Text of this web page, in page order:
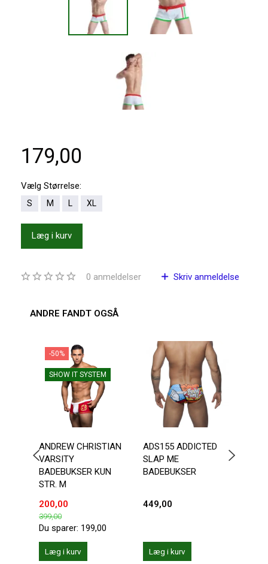
179,00
Vælg Størrelse:
S M L XL
Læg i kurv
0 anmeldelser Skriv anmeldelse
ANDRE FANDT OGSÅ
-50%
SHOW IT SYSTEM
ANDREW CHRISTIAN
VARSITY
BADEBUKSER KUN
STR. M
200,00
399,00
Du sparer: 199,00
Læg i kurv
ADS155 ADDICTED
SLAP ME
BADEBUKSER
449,00
Læg i kurv